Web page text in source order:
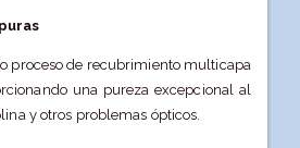
proceso de recubrimiento multicapa
una pureza excepcional al
y otros problemas ópticos.